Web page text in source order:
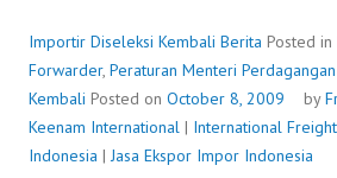
Importir Diseleksi Kembali Berita Posted in
Forwarder, Peraturan Menteri Perdagangan
Kembali Posted on October 8, 2009 by
Keenam International | International
Indonesia |Jasa Ekspor Impor Indonesia